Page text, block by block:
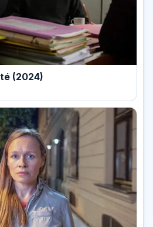
(2024)